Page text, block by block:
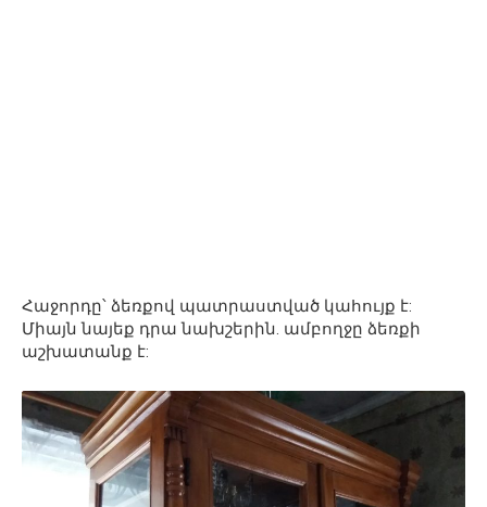
Հաջորդը՝ ձեռքով պատրաստված կահույք է:
Միայն նայեք դրա նախշերին. ամբողջը ձեռքի
աշխատանք է: